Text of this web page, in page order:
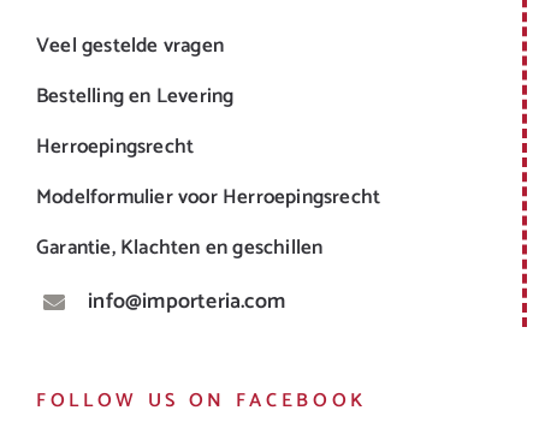
Veel gestelde vragen
Bestelling en Levering
Herroepingsrecht
Modelformulier voor Herroepingsrecht
Garantie, Klachten en geschillen
info@importeria.com
FOLLOW US ON FACEBOOK